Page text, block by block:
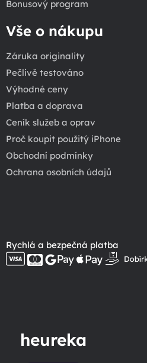
Bonusový program
Vše o nákupu
Záruka originality
Pečlivě testováno
Výhodné ceny
Platba a doprava
Ceník služeb a oprav
Proč koupit použitý iPhone
Obchodní podmínky
Ochrana osobních údajů
Rychlá a bezpečná platba
heureka